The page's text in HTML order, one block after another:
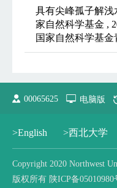
具有尖峰孤子解浅
家自然科学基金 ,
国家自然科学基金
00065625 电脑版
>English >西北大学
Copyright 2020 Northwest
版权所有 陕ICP备05010980